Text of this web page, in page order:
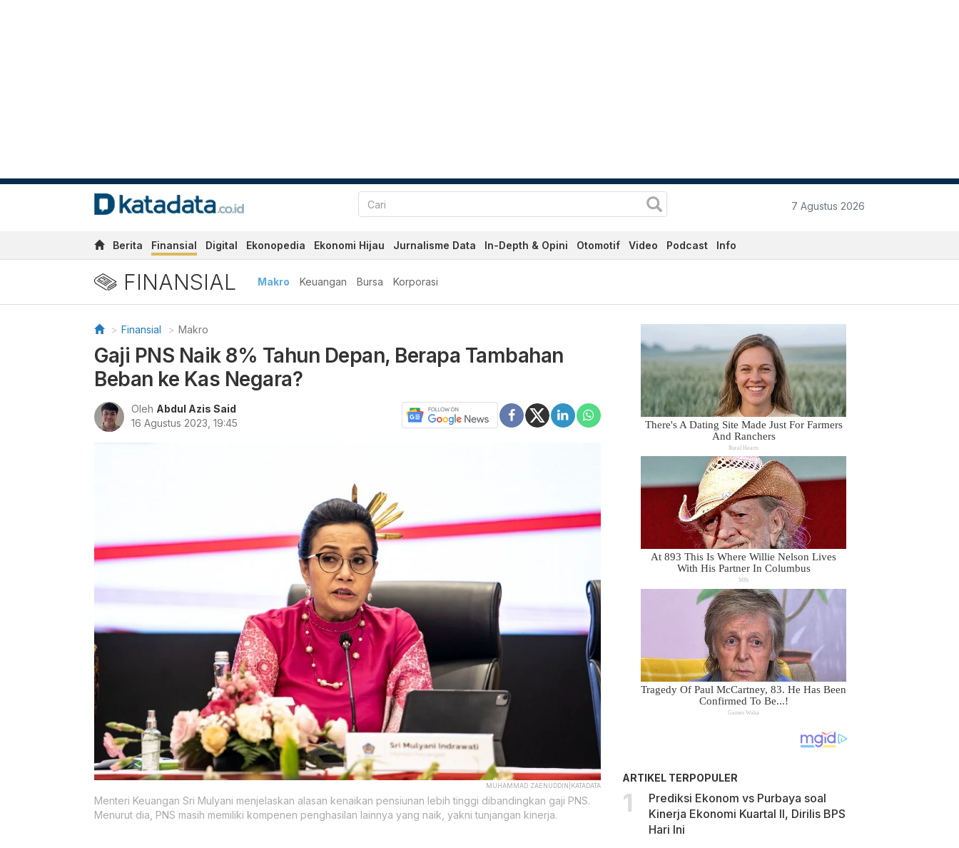
7 Agustus 2026
Berita Finansial Digital Ekonopedia Ekonomi Hijau Jurnalisme Data In-Depth & Opini Otomotif Video Podcast Info
FINANSIAL Makro Keuangan Bursa Korporasi
Finansial Makro
Gaji PNS Naik 8% Tahun Depan, Berapa Tambahan
Beban ke Kas Negara?
Oleh Abdul Azis Said
16 Agustus 2023, 19:45
MUHAMMAD ZAENUDDIN|KATADATA
Menteri Keuangan Sri Mulyani menjelaskan alasan kenaikan pensiunan lebih tinggi dibandingkan gaji PNS.
Menurut dia, PNS masih memiliki kompenen penghasilan lainnya yang naik, yakni tunjangan kinerja.
ARTIKEL TERPOPULER
Prediksi Ekonom vs Purbaya soal
Kinerja Ekonomi Kuartal II, Dirilis BPS
Hari Ini